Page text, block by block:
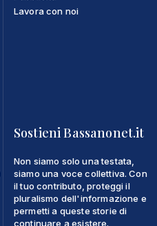
Lavora con noi
Sostieni Bassanonet.it
Non siamo solo una testata,
siamo una voce collettiva. Con
il tuo contributo, proteggi il
pluralismo dell'informazione e
permetti a queste storie di
continuare a esistere.